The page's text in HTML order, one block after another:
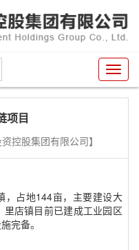
项目
资控股集团有限公司】
，占地144亩，主要建设大
店镇目前已建成工业园区
完备。